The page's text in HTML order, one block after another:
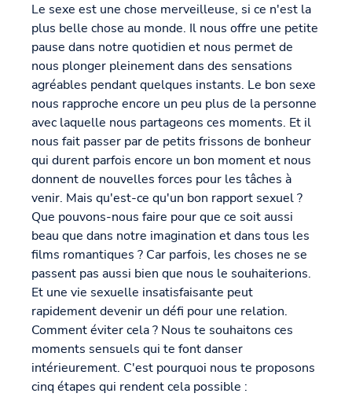
Le sexe est une chose merveilleuse, si ce n'est la
plus belle chose au monde. Il nous offre une petite
pause dans notre quotidien et nous permet de
nous plonger pleinement dans des sensations
agréables pendant quelques instants. Le bon sexe
nous rapproche encore un peu plus de la personne
avec laquelle nous partageons ces moments. Et il
nous fait passer par de petits frissons de bonheur
qui durent parfois encore un bon moment et nous
donnent de nouvelles forces pour les tâches à
venir. Mais qu'est-ce qu'un bon rapport sexuel ?
Que pouvons-nous faire pour que ce soit aussi
beau que dans notre imagination et dans tous les
films romantiques ? Car parfois, les choses ne se
passent pas aussi bien que nous le souhaiterions.
Et une vie sexuelle insatisfaisante peut
rapidement devenir un défi pour une relation.
Comment éviter cela ? Nous te souhaitons ces
moments sensuels qui te font danser
intérieurement. C'est pourquoi nous te proposons
cinq étapes qui rendent cela possible :